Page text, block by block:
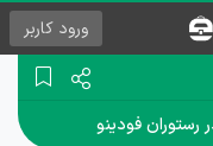
ورود کاربر